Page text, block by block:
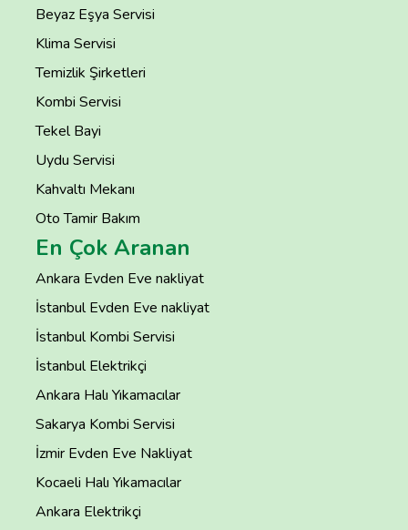
Beyaz Eşya Servisi
Klima Servisi
Temizlik Şirketleri
Kombi Servisi
Tekel Bayi
Uydu Servisi
Kahvaltı Mekanı
Oto Tamir Bakım
En Çok Aranan
Ankara Evden Eve nakliyat
İstanbul Evden Eve nakliyat
İstanbul Kombi Servisi
İstanbul Elektrikçi
Ankara Halı Yıkamacılar
Sakarya Kombi Servisi
İzmir Evden Eve Nakliyat
Kocaeli Halı Yıkamacılar
Ankara Elektrikçi